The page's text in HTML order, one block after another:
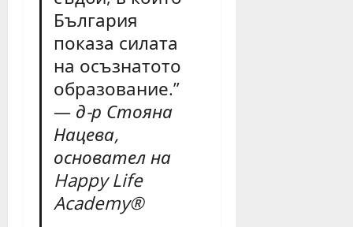
България
показа силата
на осъзнатото
образование.”
— д-р Стояна
Нацева,
основател на
Happy Life
Academy®